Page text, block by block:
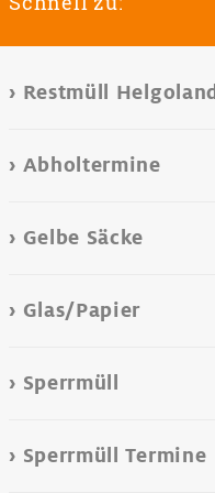
Restmüll Helgoland
Abholtermine
Gelbe Säcke
Glas/Papier
Sperrmüll
Sperrmüll Termine